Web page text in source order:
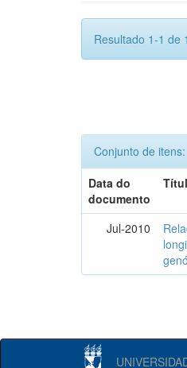
Resultado 1-1 de
Conjunto de itens:
Data do
documento
Jul-2010